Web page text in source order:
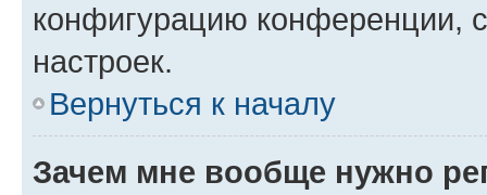
конфигурацию конференции,
настроек.
Вернуться к началу
Зачем мне вообще нужно